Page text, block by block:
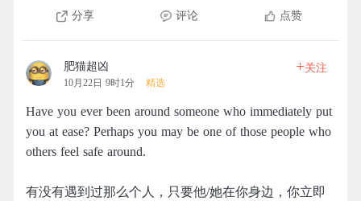
分享 评论 点赞
肥猫超凶
10月22日 9时1分 精选
+关注
Have you ever been around someone who immediately put
you at ease? Perhaps you may be one of those people who
others feel safe around.
有没有遇到过那么个人，只要他/她在你身边，你立即